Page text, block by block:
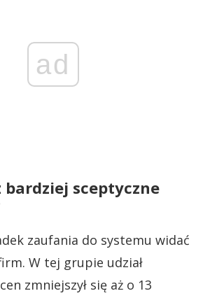
ad
bardziej sceptyczne
zaufania do systemu widać
W tej grupie udział
zmniejszył się aż o 13